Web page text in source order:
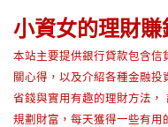
Skip
to
content
小資女的理財賺
本站主要提供銀行貸款包含信
關心得，以及介紹各種金融投
省錢與實用有趣的理財方法，
規劃財富，每天獲得一些有用